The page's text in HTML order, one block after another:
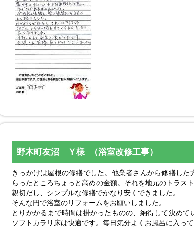
野木町友沼 Ｙ様 （浴室改修工事）
きっかけは屋根の修繕でした。他業者さんから修繕し
らったところちょっと高めの金額。それを地元のトラス
親切だし、シンプルな修繕でかなり安くできました。
そんな円で浴室のリフォームをお願いしました。
とりかかるまで時間は掛かったものの、納得して決め
ソフトカラリ床は快適です。毎日気分よくお風呂に入って